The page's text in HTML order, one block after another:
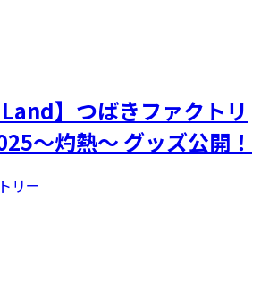
Land】つばきファクトリ
～灼熱～ グッズ公開！
リー